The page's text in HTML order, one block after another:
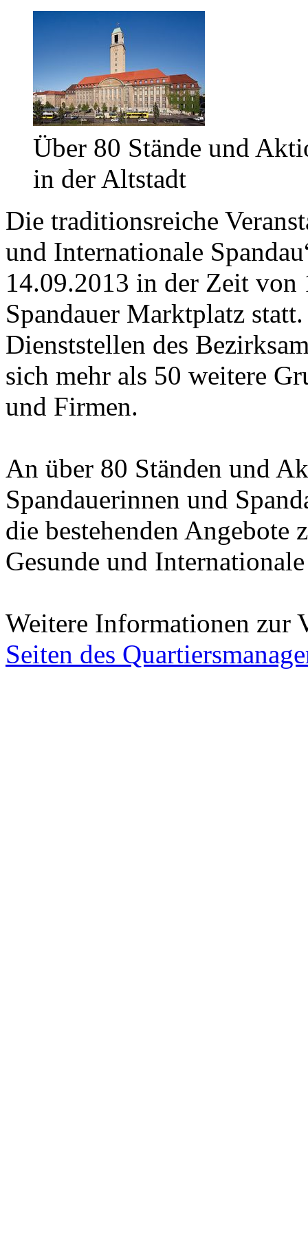
Über 80 Stände und
in der Altstadt
Die traditionsreiche
und Internationale
14.09.2013 in der Zeit
Spandauer Marktplatz
Dienststellen des
sich mehr als 50 weitere
und Firmen.
An über 80 Ständen und
Spandauerinnen und
die bestehenden Angebote
Gesunde und
Weitere Informationen zur
Seiten des